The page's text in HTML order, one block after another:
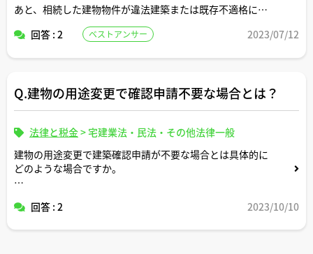
あと、相続した建物物件が違法建築または既存不適格に該
回答 : 2
ベストアンサー 2023/07/12
Q.建物の用途変更で確認申請不要な場合とは？
法律と税金>宅建業法・民法・その他法律一般
建物の用途変更で建築確認申請が不要な場合とは具体的に
どのような場合ですか。
合もありますか。
回答 : 2 2023/10/10